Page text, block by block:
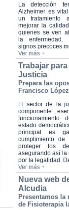
La detección
Alzheimer es
un tratamiento
mejorar la
quienes se ven
la enfermedad.
signos precoces
Ver más +
Trabajar
Justicia
Prepara las
Francisco López
El sector de la
componente
funcionamiento
estado
principal es
cumplimiento
proteger los
asegurando así la
por la legalidad.
Ver más +
Nueva web
Alcudia
Presentamos la
de Fisioterapia